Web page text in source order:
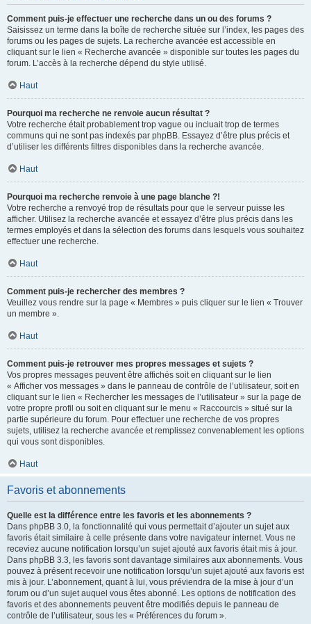
Comment puis-je effectuer une recherche dans un ou des forums ?
Saisissez un terme dans la boîte de recherche située sur l’index, les pages des
forums ou les pages de sujets. La recherche avancée est accessible en
cliquant sur le lien « Recherche avancée » disponible sur toutes les pages du
forum. L’accès à la recherche dépend du style utilisé.
Haut
Pourquoi ma recherche ne renvoie aucun résultat ?
Votre recherche était probablement trop vague ou incluait trop de termes
communs qui ne sont pas indexés par phpBB. Essayez d’être plus précis et
d’utiliser les différents filtres disponibles dans la recherche avancée.
Haut
Pourquoi ma recherche renvoie à une page blanche ?!
Votre recherche a renvoyé trop de résultats pour que le serveur puisse les
afficher. Utilisez la recherche avancée et essayez d’être plus précis dans les
termes employés et dans la sélection des forums dans lesquels vous souhaitez
effectuer une recherche.
Haut
Comment puis-je rechercher des membres ?
Veuillez vous rendre sur la page « Membres » puis cliquer sur le lien « Trouver
un membre ».
Haut
Comment puis-je retrouver mes propres messages et sujets ?
Vos propres messages peuvent être affichés soit en cliquant sur le lien
« Afficher vos messages » dans le panneau de contrôle de l’utilisateur, soit en
cliquant sur le lien « Rechercher les messages de l’utilisateur » sur la page de
votre propre profil ou soit en cliquant sur le menu « Raccourcis » situé sur la
partie supérieure du forum. Pour effectuer une recherche de vos propres
sujets, utilisez la recherche avancée et remplissez convenablement les options
qui vous sont disponibles.
Haut
Favoris et abonnements
Quelle est la différence entre les favoris et les abonnements ?
Dans phpBB 3.0, la fonctionnalité qui vous permettait d’ajouter un sujet aux
favoris était similaire à celle présente dans votre navigateur internet. Vous ne
receviez aucune notification lorsqu’un sujet ajouté aux favoris était mis à jour.
Dans phpBB 3.3, les favoris sont davantage similaires aux abonnements. Vous
pouvez à présent recevoir une notification lorsqu’un sujet ajouté aux favoris est
mis à jour. L’abonnement, quant à lui, vous préviendra de la mise à jour d’un
forum ou d’un sujet auquel vous êtes abonné. Les options de notification des
favoris et des abonnements peuvent être modifiés depuis le panneau de
contrôle de l’utilisateur, sous les « Préférences du forum ».